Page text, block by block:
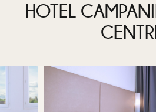
HOTEL